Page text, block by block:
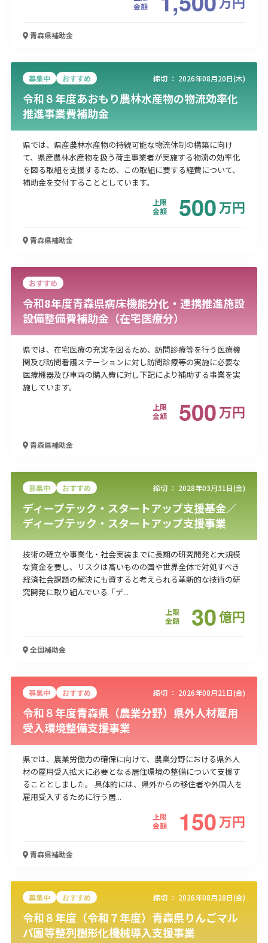
金額
青森県補助金
募集中 おすすめ 締切 ： 2026年08月20日(木)
令和８年度あおもり農林水産物の物流効率化
推進事業費補助金
県では、県産農林水産物の持続可能な物流体制の構築に向け
て、県産農林水産物を扱う荷主事業者が実施する物流の効率化
を図る取組を支援するため、この取組に要する経費について、
補助金を交付することとしています。
上限
金額
500万円
青森県補助金
おすすめ
令和8年度青森県病床機能分化・連携推進施設
設備整備費補助金（在宅医療分）
県では、在宅医療の充実を図るため、訪問診療等を行う医療機
関及び訪問看護ステーションに対し訪問診療等の実施に必要な
医療機器及び車両の購入費に対し下記により補助する事業を実
施しています。
上限
金額
500万円
青森県補助金
募集中 おすすめ 締切 ： 2028年03月31日(金)
ディープテック・スタートアップ支援基金／
ディープテック・スタートアップ支援事業
技術の確立や事業化・社会実装までに長期の研究開発と大規模
な資金を要し、リスクは高いものの国や世界全体で対処すべき
経済社会課題の解決にも資すると考えられる革新的な技術の研
究開発に取り組んでいる「デ...
上限
金額
30億円
全国補助金
募集中 おすすめ 締切 ： 2026年08月21日(金)
令和８年度青森県（農業分野）県外人材雇用
受入環境整備支援事業
県では、農業労働力の確保に向けて、農業分野における県外人
材の雇用受入拡大に必要となる居住環境の整備について支援す
ることとしました。 具体的には、県外からの移住者や外国人を
雇用受入するために行う居...
上限
金額
150万円
青森県補助金
募集中 おすすめ 締切 ： 2026年08月28日(金)
令和８年度（令和７年度）青森県りんごマル
バ園等整列樹形化機械導入支援事業